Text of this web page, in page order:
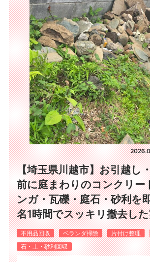
【埼玉県川越市】お引越し
前に庭まわりのコンクリー
ンガ・瓦礫・庭石・砂利を
名1時間でスッキリ撤去し
不用品回収 ベランダ掃除 片付け整理
石・土・砂利回収